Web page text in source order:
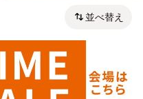
並べ替え